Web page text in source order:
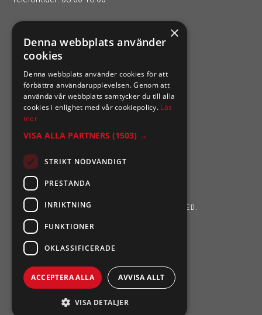
SIXTEN NILSSONS
Organisationsnummer 556164-2652
SIXTEN NILSSONS 2026. ALL RIGHTS RESERVED.
POWERED BY EMPORI CMS
×
Denna webbplats använder
cookies
Denna webbplats använder cookies för att
förbättra användarupplevelsen. Genom att
använda vår webbplats samtycker du till alla
cookies i enlighet med vår cookiepolicy. Läs
mer
VISA ALLA PARTNERS (1503) →
STRIKT NÖDVÄNDIGT
PRESTANDA
INRIKTNING
FUNKTIONER
OKLASSIFICERADE
ACCEPTERA ALLA AVVISA ALLT
VISA DETALJER